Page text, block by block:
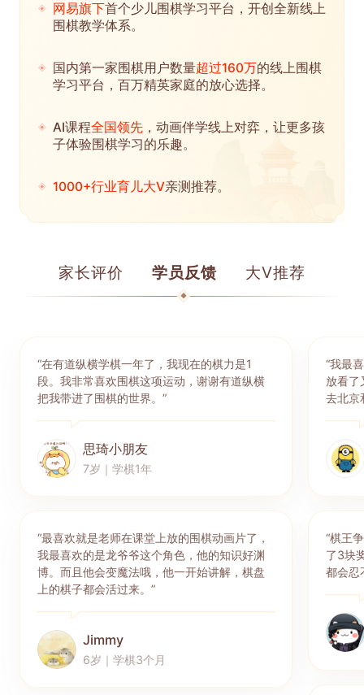
网易旗下首个少儿围棋学习平台，开创全新线上
围棋教学体系。
国内第一家围棋用户数量超过160万的线上围棋
学习平台，百万精英家庭的放心选择。
AI课程全国领先，动画伴学线上对弈，让更多孩
子体验围棋学习的乐趣。
1000+行业育儿大V亲测推荐。
家长评价 学员反馈 大V推荐
“在有道纵横学棋一年了，我现在的棋力是1
段。我非常喜欢围棋这项运动，谢谢有道纵横
把我带进了围棋的世界。”
思琦小朋友
7岁｜学棋1年
“最喜欢就是老师在课堂上放的围棋动画片了，
我最喜欢的是龙爷爷这个角色，他的知识好渊
博。而且他会变魔法哦，他一开始讲解，棋盘
上的棋子都会活过来。”
Jimmy
6岁｜学棋3个月
“我最
放看了
去北京
“棋王
了3块
都会忍